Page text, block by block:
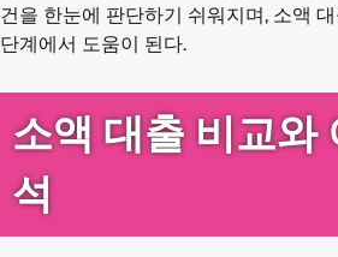
건을 한눈에 판단하기 쉬워지며, 소액
단계에서 도움이 된다.
소액 대출 비교와
석